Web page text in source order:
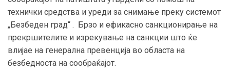
технички средства и уреди за снимање преку системот
„Безбеден град“ . Брзо и ефикасно санкционирање на
прекршителите и изрекување на санкции што ќе
влијае на генерална превенција во областа на
безбедноста на сообраќајот.